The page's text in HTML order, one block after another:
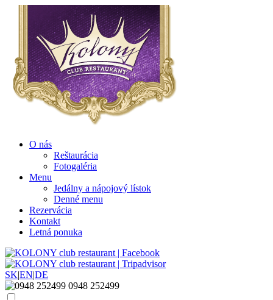
O nás
Reštaurácia
Fotogaléria
Menu
Jedálny a nápojový lístok
Denné menu
Rezervácia
Kontakt
Letná ponuka
SK|EN|DE
0948 252499